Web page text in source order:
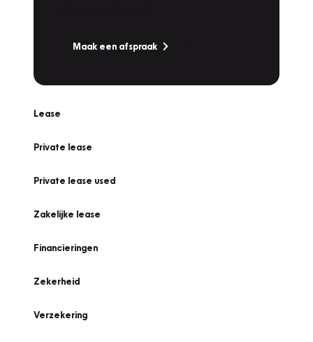
Maak een afspraak
Lease
Private lease
Private lease used
Zakelijke lease
Financieringen
Zekerheid
Verzekering